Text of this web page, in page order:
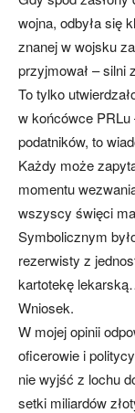
wojna, odbyła się
znanej w wojsku
przyjmował – silni
To tylko
w końcówce
podatników, to
Każdy może
momentu
wszyscy święci
Symbolicznym
rezerwisty z
kartotekę
Wniosek.
W mojej opinii
oficerowie i
nie wyjść z lochu
setki miliardów